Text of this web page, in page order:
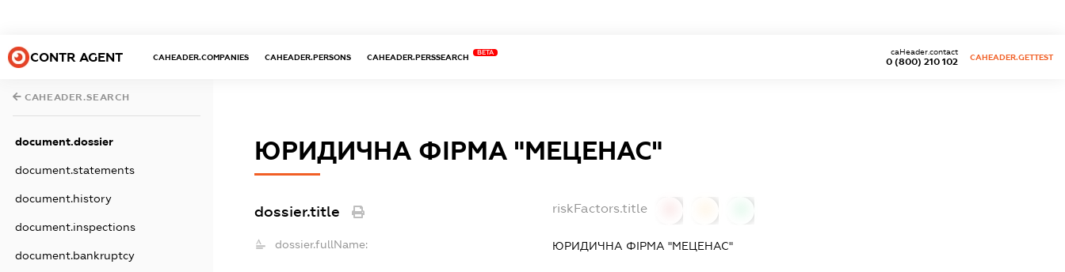
CONTR AGENT CAHEADER.COMPANIES CAHEADER.PERSONS CAHEADER.PERSSEARCH
BETA
0 (800) 210 102
caHeader.contact
CAHEADER.GETTEST
CAHEADER.SEARCH
document.dossier
document.statements
document.history
document.inspections
document.bankruptcy
ЮРИДИЧНА ФІРМА "МЕЦЕНАС"
dossier.title riskFactors.title
dossier.fullName: ЮРИДИЧНА ФІРМА "МЕЦЕНАС"